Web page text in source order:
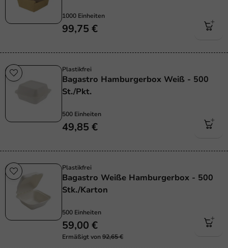
1000 Einheiten
99,75 €
Plastikfrei
Bagastro Hamburgerbox Weiß - 500
St./Pkt.
500 Einheiten
49,85 €
Plastikfrei
Bagastro Weiße Hamburgerbox - 500
Stk./Karton
500 Einheiten
59,00 €
Ermäßigt von92,65 €